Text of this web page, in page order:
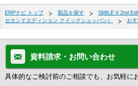
ERPナビ トップ 製品を探す
SMILE V 2nd
セカンドエディション クイックシュッパン）
お
資料請求・お問い合わせ
具体的なご検討前のご相談でも、お気軽に